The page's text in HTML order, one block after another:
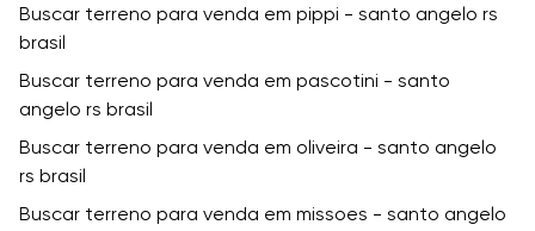
Buscar terreno para venda em pippi - santo angelo rs
brasil
Buscar terreno para venda em pascotini - santo
angelo rs brasil
Buscar terreno para venda em oliveira - santo angelo
rs brasil
Buscar terreno para venda em missoes - santo angelo